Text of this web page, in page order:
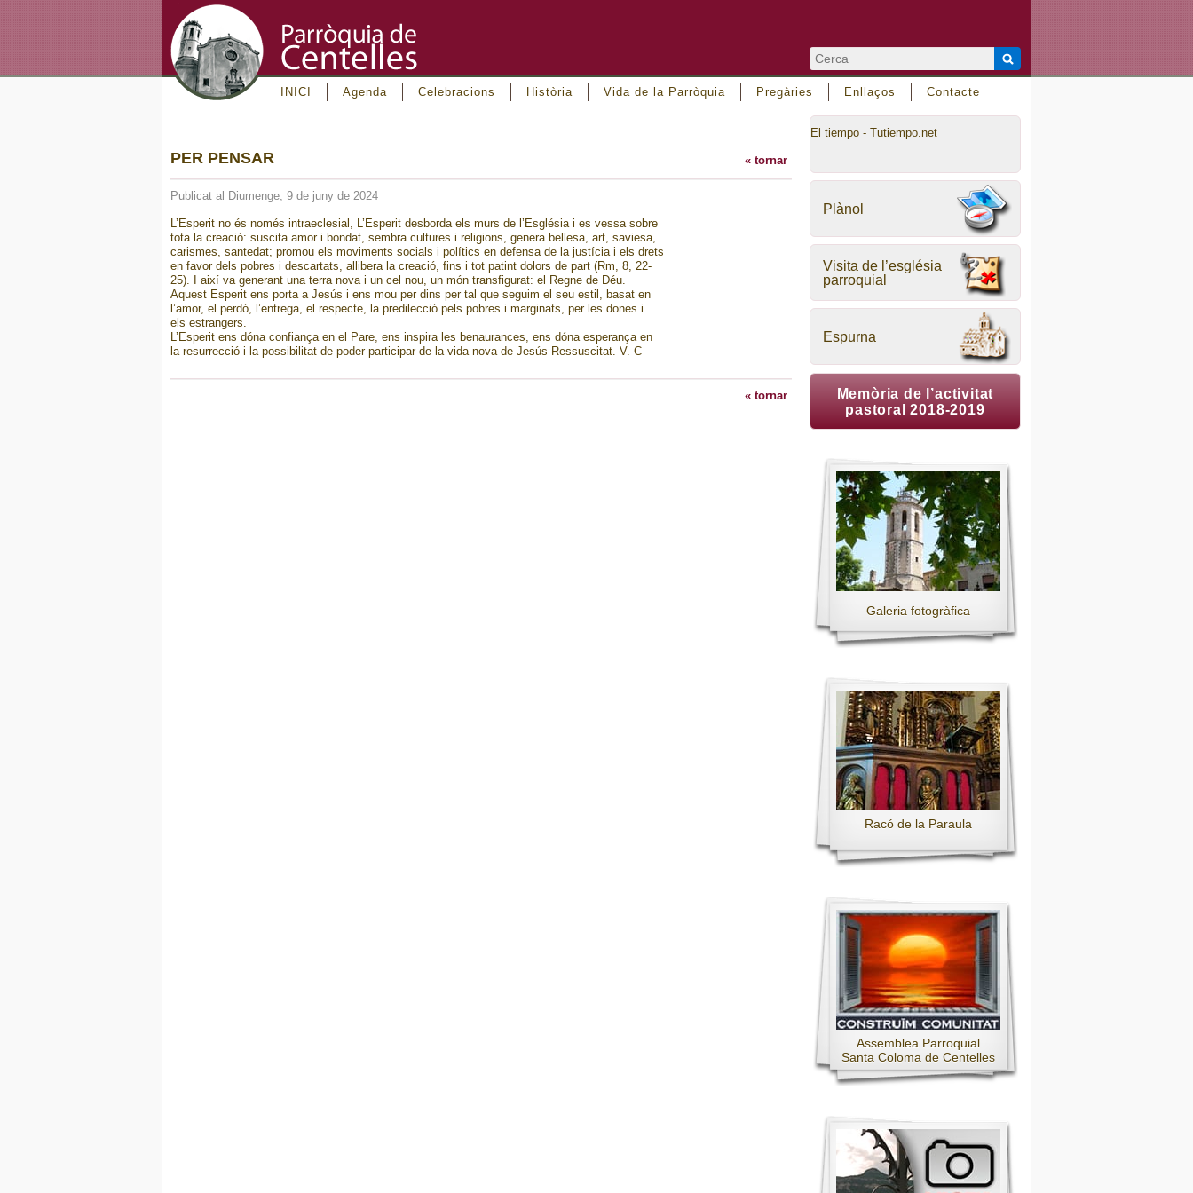
INICI Agenda Celebracions Història Vida de la Parròquia Pregàries Enllaços Contacte
PER PENSAR « tornar
Publicat al Diumenge, 9 de juny de 2024
L’Esperit no és només intraeclesial, L’Esperit desborda els murs de l’Església i es vessa sobre
tota la creació: suscita amor i bondat, sembra cultures i religions, genera bellesa, art, saviesa,
carismes, santedat; promou els moviments socials i polítics en defensa de la justícia i els drets
en favor dels pobres i descartats, allibera la creació, fins i tot patint dolors de part (Rm, 8, 22-
25). I així va generant una terra nova i un cel nou, un món transfigurat: el Regne de Déu.
Aquest Esperit ens porta a Jesús i ens mou per dins per tal que seguim el seu estil, basat en
l’amor, el perdó, l’entrega, el respecte, la predilecció pels pobres i marginats, per les dones i
els estrangers.
L’Esperit ens dóna confiança en el Pare, ens inspira les benaurances, ens dóna esperança en
la resurrecció i la possibilitat de poder participar de la vida nova de Jesús Ressuscitat. V. C
« tornar
El tiempo - Tutiempo.net
Plànol
Visita de l’església
parroquial
Espurna
Memòria de l’activitat
pastoral 2018-2019
Galeria fotogràfica
Racó de la Paraula
Assemblea Parroquial
Santa Coloma de Centelles